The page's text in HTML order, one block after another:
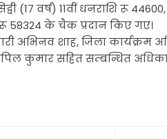
(17 वर्ष) 11वीं धनराशि रू
58324 के चैक प्रदान किए गए।
अभिनव शाह, जिला कार्यक्रम
कुमार सहित सम्बन्धित